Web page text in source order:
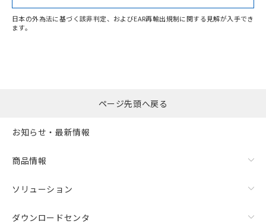
この製品のRoHS/REACH対応状況ページへ
日本の外為法に基づく該非判定、およびEAR再輸出規制に関する見解が入手でき
ます。
ページ先頭へ戻る
お知らせ・最新情報
商品情報
ソリューション
ダウンロードセンタ